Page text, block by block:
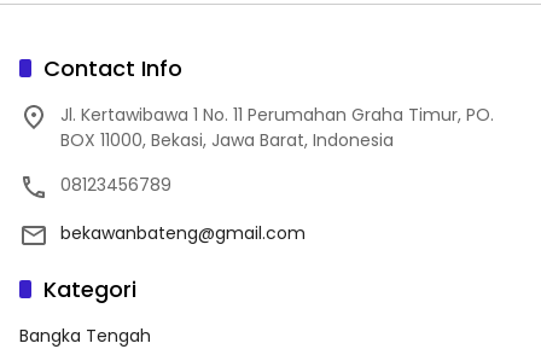
Contact Info
Jl. Kertawibawa 1 No. 11 Perumahan Graha Timur, PO.
BOX 11000, Bekasi, Jawa Barat, Indonesia
08123456789
bekawanbateng@gmail.com
Kategori
Bangka Tengah